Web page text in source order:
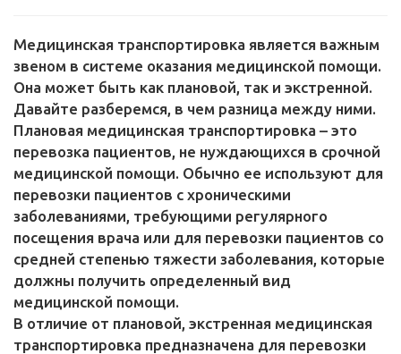
Медицинская транспортировка является важным
звеном в системе оказания медицинской помощи.
Она может быть как плановой, так и экстренной.
Давайте разберемся, в чем разница между ними.
Плановая медицинская транспортировка – это
перевозка пациентов, не нуждающихся в срочной
медицинской помощи. Обычно ее используют для
перевозки пациентов с хроническими
заболеваниями, требующими регулярного
посещения врача или для перевозки пациентов со
средней степенью тяжести заболевания, которые
должны получить определенный вид
медицинской помощи.
В отличие от плановой, экстренная медицинская
транспортировка предназначена для перевозки